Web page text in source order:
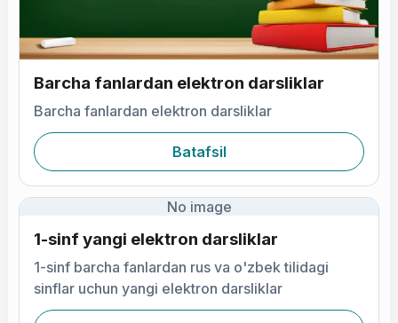
Barcha fanlardan elektron darsliklar
Barcha fanlardan elektron darsliklar
Batafsil
No image
1-sinf yangi elektron darsliklar
1-sinf barcha fanlardan rus va o'zbek tilidagi
sinflar uchun yangi elektron darsliklar